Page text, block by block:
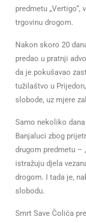
predmetu
trgovinu drogom.
Nakon skoro 20
predao u pratnji
da je pokušavao
tužilaštvo u
slobode, uz mjere
Samo nekoliko
Banjaluci zbog
drugom predmetu –
istražuju djela
drogom. I tada je,
slobodu.
Smrt Save Čolića